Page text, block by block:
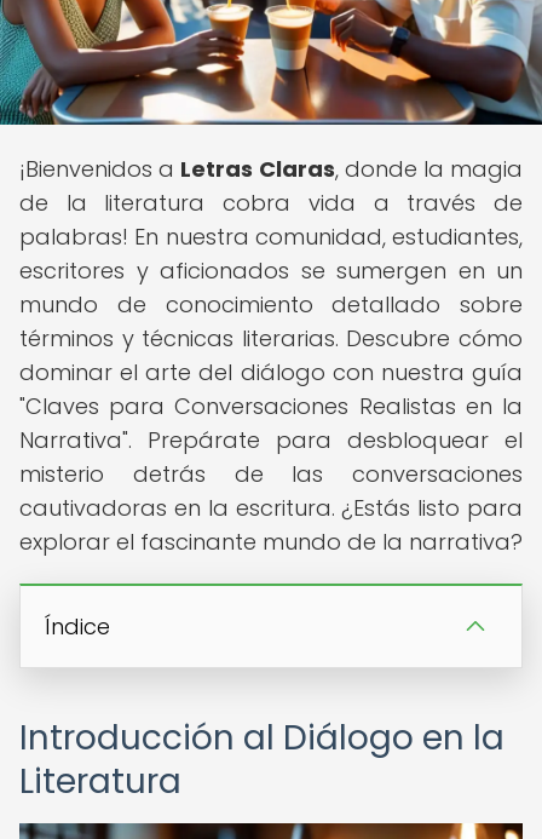
¡Bienvenidos a Letras Claras, donde la magia
de la literatura cobra vida a través de
palabras! En nuestra comunidad, estudiantes,
escritores y aficionados se sumergen en un
mundo de conocimiento detallado sobre
términos y técnicas literarias. Descubre cómo
dominar el arte del diálogo con nuestra guía
"Claves para Conversaciones Realistas en la
Narrativa". Prepárate para desbloquear el
misterio detrás de las conversaciones
cautivadoras en la escritura. ¿Estás listo para
explorar el fascinante mundo de la narrativa?
Índice
Introducción al Diálogo en la
Literatura